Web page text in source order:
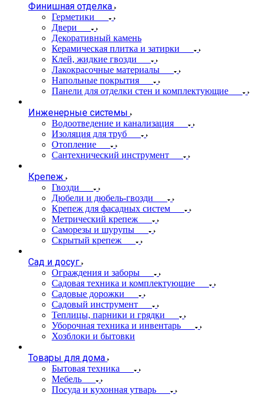
Финишная отделка
Герметики
Двери
Декоративный камень
Керамическая плитка и затирки
Клей, жидкие гвозди
Лакокрасочные материалы
Напольные покрытия
Панели для отделки стен и комплектующие
Инженерные системы
Водоотведение и канализация
Изоляция для труб
Отопление
Сантехнический инструмент
Крепеж
Гвозди
Дюбели и дюбель-гвозди
Крепеж для фасадных систем
Метрический крепеж
Саморезы и шурупы
Скрытый крепеж
Сад и досуг
Ограждения и заборы
Садовая техника и комплектующие
Садовые дорожки
Садовый инструмент
Теплицы, парники и грядки
Уборочная техника и инвентарь
Хозблоки и бытовки
Товары для дома
Бытовая техника
Мебель
Посуда и кухонная утварь